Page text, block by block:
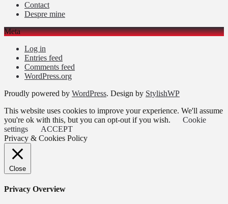
Contact
Despre mine
Meta
Log in
Entries feed
Comments feed
WordPress.org
Proudly powered by WordPress. Design by StylishWP
This website uses cookies to improve your experience. We'll assume
you're ok with this, but you can opt-out if you wish.
Cookie
settings
ACCEPT
Privacy & Cookies Policy
Close
Privacy Overview